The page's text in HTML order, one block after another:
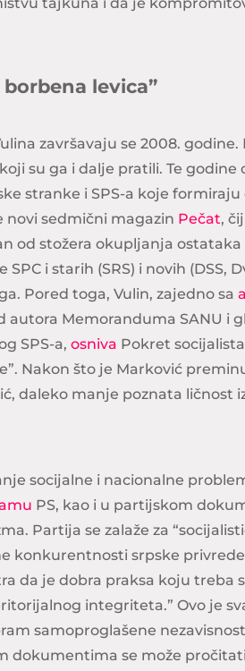
levica”
završavaju se 2008. godine.
su ga i dalje pratili. Te godine
stranke i SPS-a koje formiraju
novi sedmični magazin Pečat,
od stožera okupljanja ostataka
i starih (SRS) i novih (DSS,
Pored toga, Vulin, zajedno sa
autora Memoranduma SANU i
SPS-a, osniva Pokret
Nakon što je Marković
daleko manje poznata ličnost
socijalne i nacionalne
PS, kao i u partijskom
Partija se zalaže za
konkurentnosti srpske
da je dobra praksa koju treba
integriteta.” Ovo je
samoproglašene
dokumentima se može pročitati